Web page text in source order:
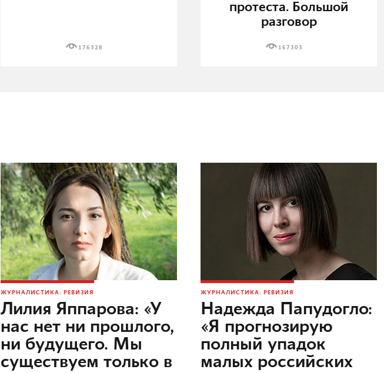
176328
протеста. Большой
разговор
167303
ЖУРНАЛИСТИКА: РЕВИЗИЯ
Лилия Яппарова: «У
нас нет ни прошлого,
ни будущего. Мы
существуем только в
ЖУРНАЛИСТИКА: РЕВИЗИЯ
Надежда Папудогло:
«Я прогнозирую
полный упадок
малых российских